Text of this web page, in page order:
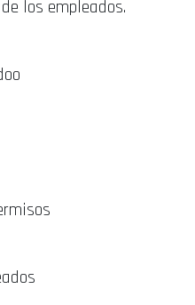
los empleados.